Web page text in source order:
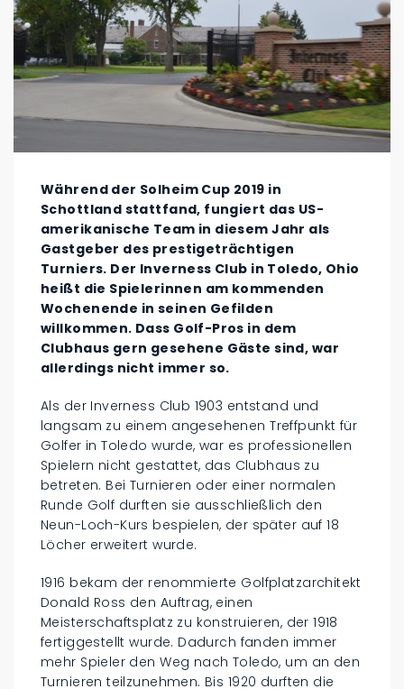
Während der Solheim Cup 2019 in
Schottland stattfand, fungiert das US-
amerikanische Team in diesem Jahr als
Gastgeber des prestigeträchtigen
Turniers. Der Inverness Club in Toledo, Ohio
heißt die Spielerinnen am kommenden
Wochenende in seinen Gefilden
willkommen. Dass Golf-Pros in dem
Clubhaus gern gesehene Gäste sind, war
allerdings nicht immer so.
Als der Inverness Club 1903 entstand und
langsam zu einem angesehenen Treffpunkt für
Golfer in Toledo wurde, war es professionellen
Spielern nicht gestattet, das Clubhaus zu
betreten. Bei Turnieren oder einer normalen
Runde Golf durften sie ausschließlich den
Neun-Loch-Kurs bespielen, der später auf 18
Löcher erweitert wurde.
1916 bekam der renommierte Golfplatzarchitekt
Donald Ross den Auftrag, einen
Meisterschaftsplatz zu konstruieren, der 1918
fertiggestellt wurde. Dadurch fanden immer
mehr Spieler den Weg nach Toledo, um an den
Turnieren teilzunehmen. Bis 1920 durften die